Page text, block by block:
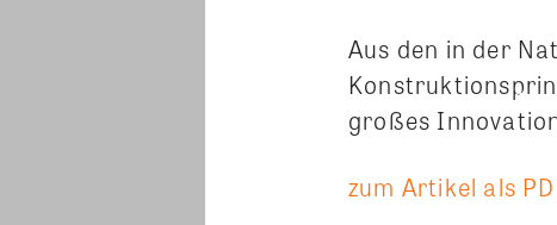
Aus den in der
großes
zum Artikel als